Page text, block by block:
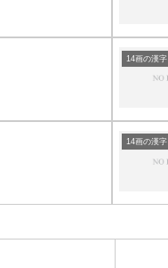
14画の漢字
14画の漢字